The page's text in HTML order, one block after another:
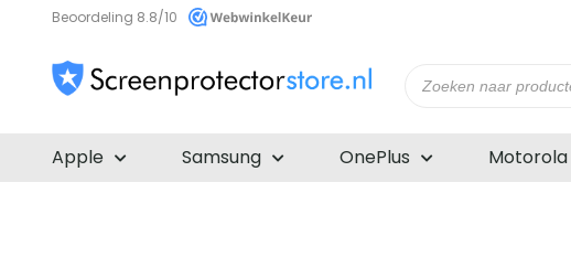
Beoordeling 8.8/10
zoeken
Apple Samsung OnePlus Motorola